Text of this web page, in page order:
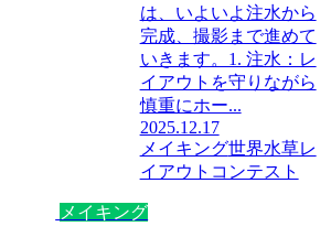
は、いよいよ注水から
完成、撮影まで進めて
いきます。1. 注水：レ
イアウトを守りながら
慎重にホー...
2025.12.17
メイキング世界水草レ
イアウトコンテスト
メイキング